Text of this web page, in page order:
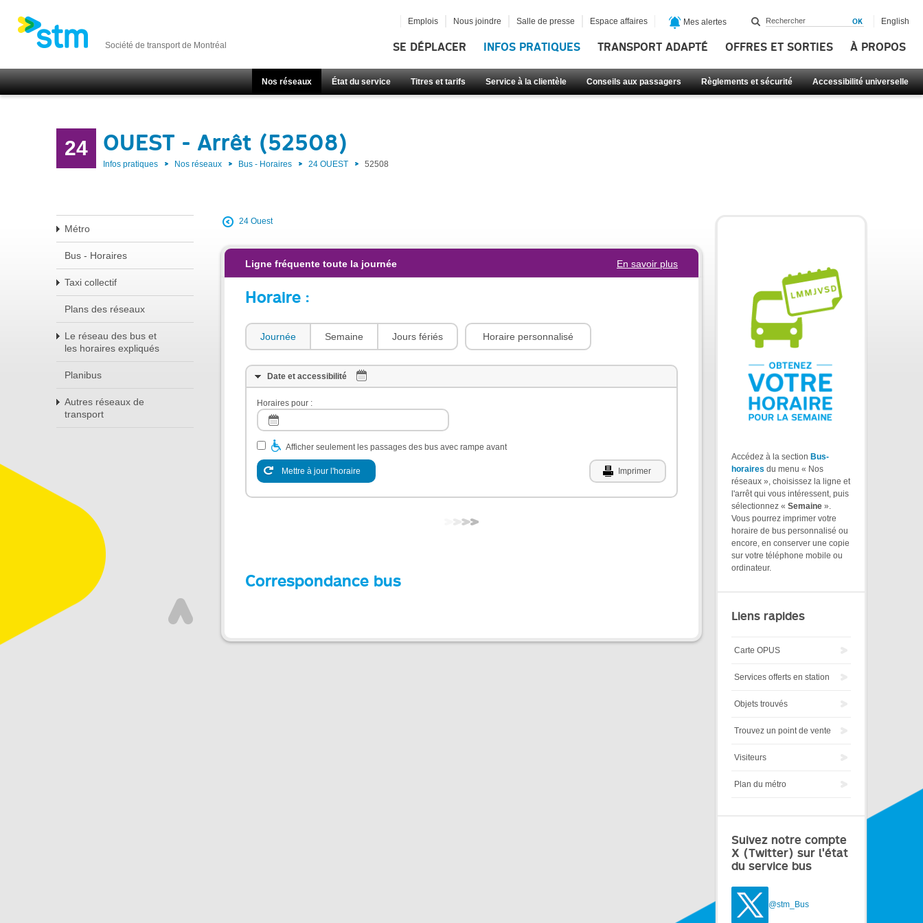
Société de transport de Montréal SE DÉPLACER INFOS PRATIQUES TRANSPORT ADAPTÉ OFFRES ET SORTIES À PROPOS
Nos réseaux État du service Titres et tarifs Service à la clientèle Conseils aux passagers Règlements et sécurité Accessibilité universelle
Emplois Nous joindre Salle de presse Espace affaires Mes alertes English
24 OUEST - Arrêt (52508)
Infos pratiques Nos réseaux Bus - Horaires 24 OUEST 52508
Métro
Bus - Horaires
Taxi collectif
Plans des réseaux
Le réseau des bus et
les horaires expliqués
Planibus
Autres réseaux de
transport
24 Ouest
Ligne fréquente toute la journée En savoir plus
Horaire :
Journée Semaine Jours fériés Horaire personnalisé
Date et accessibilité
Horaires pour :
Afficher seulement les passages des bus avec rampe avant
Mettre à jour l'horaire Imprimer
Correspondance bus
Accédez à la section Bus-
horaires du menu « Nos
réseaux », choisissez la ligne et
l'arrêt qui vous intéressent, puis
sélectionnez « Semaine ».
Vous pourrez imprimer votre
horaire de bus personnalisé ou
encore, en conserver une copie
sur votre téléphone mobile ou
ordinateur.
Liens rapides
Carte OPUS
Services offerts en station
Objets trouvés
Trouvez un point de vente
Visiteurs
Plan du métro
Suivez notre compte
X (Twitter) sur l'état
du service bus
@stm_Bus